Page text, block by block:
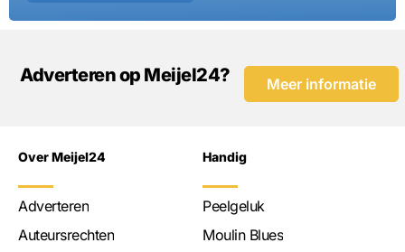
Adverteren op Meijel24? Meer informatie
Over Meijel24
Adverteren
Auteursrechten
Handig
Peelgeluk
Moulin Blues